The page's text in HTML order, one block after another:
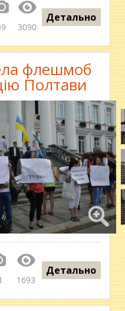
3090
Детально
флешмоб
Полтави
1693
Детально